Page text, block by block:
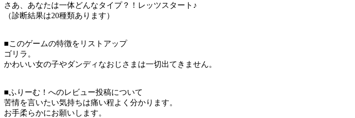
さあ、あなたは一体どんなタイプ？！レッツスタート♪
（診断結果は20種類あります）
■このゲームの特徴をリストアップ
ゴリラ。
かわいい女の子やダンディなおじさまは一切出てきません。
■ふりーむ！へのレビュー投稿について
苦情を言いたい気持ちは痛い程よく分かります。
お手柔らかにお願いします。